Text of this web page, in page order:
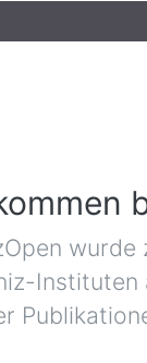
Instituten